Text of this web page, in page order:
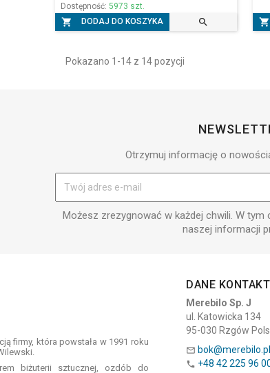
Dostępność: 5973 szt.
 DODAJ DO KOSZYKA  
Pokazano 1-14 z 14 pozycji
Otrzymuj informację o
Możesz zrezygnować w każdej chwili. W tym
naszej informacji
firmy, która powstała w 1991 roku
biżuterii sztucznej, ozdób do
DANE
Merebilo Sp. J
ul. Katowicka 134
95-030 Rzgów
 bok@merebilo.pl
 +48 42 225 96